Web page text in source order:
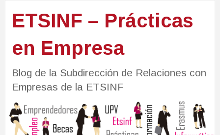
ETSINF – Prácticas
en Empresa
Blog de la Subdirección de Relaciones con
Empresas de la ETSINF